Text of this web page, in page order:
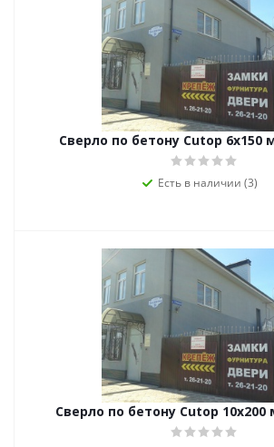
Сверло по
Есть в наличии (3)
Сверло по бетону Cutop